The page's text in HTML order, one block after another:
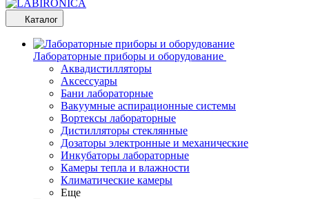
Каталог
Лабораторные приборы и оборудование
Аквадистилляторы
Аксессуары
Бани лабораторные
Вакуумные аспирационные системы
Вортексы лабораторные
Дистилляторы стеклянные
Дозаторы электронные и механические
Инкубаторы лабораторные
Камеры тепла и влажности
Климатические камеры
Еще